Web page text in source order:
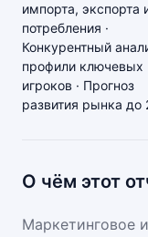
импорта, экспорта
потребления ·
Конкурентный
профили ключевых
игроков · Прогноз
развития рынка до
О чём этот
Маркетинговое